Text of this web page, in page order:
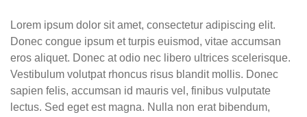
Lorem ipsum dolor sit amet, consectetur adipiscing elit.
Donec congue ipsum et turpis euismod, vitae accumsan
eros aliquet. Donec at odio nec libero ultrices scelerisque.
Vestibulum volutpat rhoncus risus blandit mollis. Donec
sapien felis, accumsan id mauris vel, finibus vulputate
lectus. Sed eget est magna. Nulla non erat bibendum,